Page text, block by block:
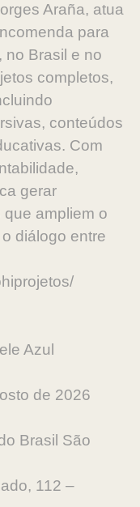
Araña, atua
para
no Brasil e no
completos,
conteúdos
Com
gerar
ampliem o
diálogo entre
Azul
de 2026
Brasil São
112 –